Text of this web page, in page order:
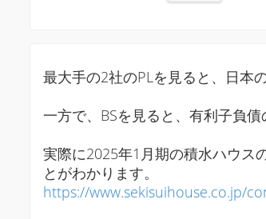
最大手の2社のPLを見ると、日本
一方で、BSを見ると、有利子負
実際に2025年1月期の積水ハウス
とがわかります。
https://www.sekisuihouse.co.jp/